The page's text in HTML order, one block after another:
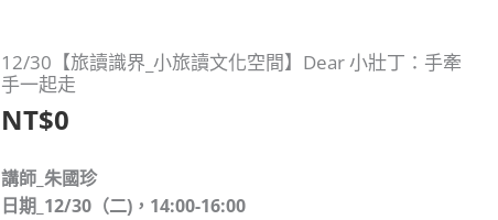
12/30【旅讀識界_小旅讀文化空間】Dear 小壯丁：手牽
手一起走
NT$0
講師_朱國珍
日期_12/30（二)，14:00-16:00